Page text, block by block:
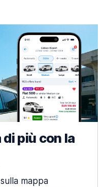
più con la
mappa